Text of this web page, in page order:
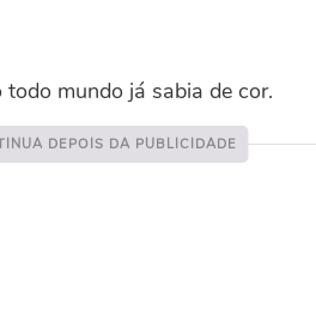
mundo já sabia de cor.